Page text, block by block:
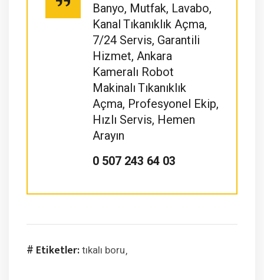
Banyo, Mutfak, Lavabo,
Kanal Tıkanıklık Açma,
7/24 Servis, Garantili
Hizmet, Ankara
Kameralı Robot
Makinalı Tıkanıklık
Açma, Profesyonel Ekip,
Hızlı Servis, Hemen
Arayın
0 507 243 64 03
# Etiketler:tıkalı boru